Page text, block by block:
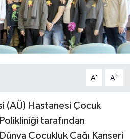
A- A+
(AÜ) Hastanesi Çocuk
tarafından
Çocukluk Çağı Kanseri